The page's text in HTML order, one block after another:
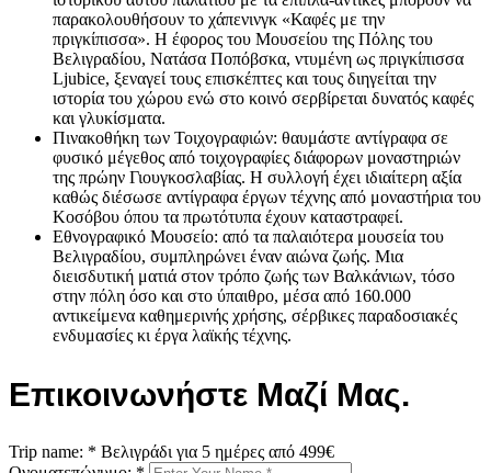
παρακολουθήσουν το χάπενινγκ «Καφές με την
πριγκίπισσα». Η έφορος του Μουσείου της Πόλης του
Βελιγραδίου, Νατάσα Ποπόβσκα, ντυμένη ως πριγκίπισσα
Ljubice, ξεναγεί τους επισκέπτες και τους διηγείται την
ιστορία του χώρου ενώ στο κοινό σερβίρεται δυνατός καφές
και γλυκίσματα.
Πινακοθήκη των Τοιχογραφιών: θαυμάστε αντίγραφα σε
φυσικό μέγεθος από τοιχογραφίες διάφορων μοναστηριών
της πρώην Γιουγκοσλαβίας. Η συλλογή έχει ιδιαίτερη αξία
καθώς διέσωσε αντίγραφα έργων τέχνης από μοναστήρια του
Κοσόβου όπου τα πρωτότυπα έχουν καταστραφεί.
Εθνογραφικό Μουσείο: από τα παλαιότερα μουσεία του
Βελιγραδίου, συμπληρώνει έναν αιώνα ζωής. Μια
διεισδυτική ματιά στον τρόπο ζωής των Βαλκάνιων, τόσο
στην πόλη όσο και στο ύπαιθρο, μέσα από 160.000
αντικείμενα καθημερινής χρήσης, σέρβικες παραδοσιακές
ενδυμασίες κι έργα λαϊκής τέχνης.
Επικοινωνήστε Μαζί Μας.
Trip name: * Βελιγράδι για 5 ημέρες από 499€